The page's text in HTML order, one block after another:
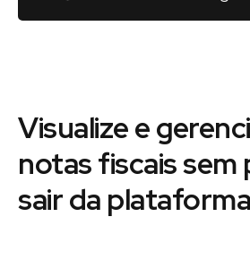
Visualize e
notas fiscais sem
sair da